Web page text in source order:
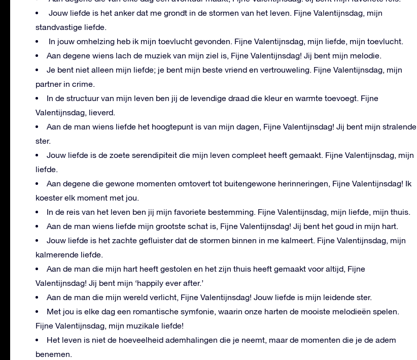
Jouw liefde is het anker dat me grondt in de stormen van het leven. Fijne Valentijnsdag, mijn
standvastige liefde.
In jouw omhelzing heb ik mijn toevlucht gevonden. Fijne Valentijnsdag, mijn liefde, mijn toevlucht.
Aan degene wiens lach de muziek van mijn ziel is, Fijne Valentijnsdag! Jij bent mijn melodie.
Je bent niet alleen mijn liefde; je bent mijn beste vriend en vertrouweling. Fijne Valentijnsdag, mijn
partner in crime.
In de structuur van mijn leven ben jij de levendige draad die kleur en warmte toevoegt. Fijne
Valentijnsdag, lieverd.
Aan de man wiens liefde het hoogtepunt is van mijn dagen, Fijne Valentijnsdag! Jij bent mijn stralende
ster.
Jouw liefde is de zoete serendipiteit die mijn leven compleet heeft gemaakt. Fijne Valentijnsdag, mijn
liefde.
Aan degene die gewone momenten omtovert tot buitengewone herinneringen, Fijne Valentijnsdag! Ik
koester elk moment met jou.
In de reis van het leven ben jij mijn favoriete bestemming. Fijne Valentijnsdag, mijn liefde, mijn thuis.
Aan de man wiens liefde mijn grootste schat is, Fijne Valentijnsdag! Jij bent het goud in mijn hart.
Jouw liefde is het zachte gefluister dat de stormen binnen in me kalmeert. Fijne Valentijnsdag, mijn
kalmerende liefde.
Aan de man die mijn hart heeft gestolen en het zijn thuis heeft gemaakt voor altijd, Fijne
Valentijnsdag! Jij bent mijn ‘happily ever after.’
Aan de man die mijn wereld verlicht, Fijne Valentijnsdag! Jouw liefde is mijn leidende ster.
Met jou is elke dag een romantische symfonie, waarin onze harten de mooiste melodieën spelen.
Fijne Valentijnsdag, mijn muzikale liefde!
Het leven is niet de hoeveelheid ademhalingen die je neemt, maar de momenten die je de adem
benemen.